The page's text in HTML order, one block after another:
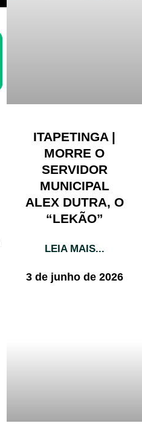
ITAPETINGA |
MORRE O
SERVIDOR
MUNICIPAL
ALEX DUTRA, O
“LEKÃO”
LEIA MAIS...
3 de junho de 2026